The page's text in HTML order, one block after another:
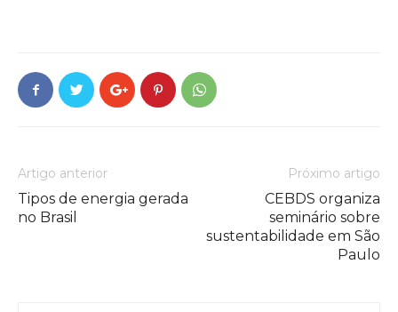
Artigo anterior
Tipos de energia gerada
no Brasil
Próximo artigo
CEBDS organiza
seminário sobre
sustentabilidade em São
Paulo